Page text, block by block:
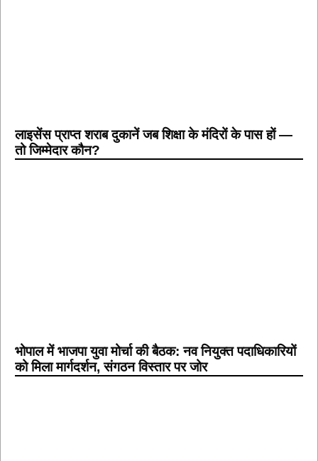
लाइसेंस प्राप्त शराब दुकानें जब शिक्षा के मंदिरों के पास हों —
तो जिम्मेदार कौन?
भोपाल में भाजपा युवा मोर्चा की बैठक: नव नियुक्त पदाधिकारियों
को मिला मार्गदर्शन, संगठन विस्तार पर जोर